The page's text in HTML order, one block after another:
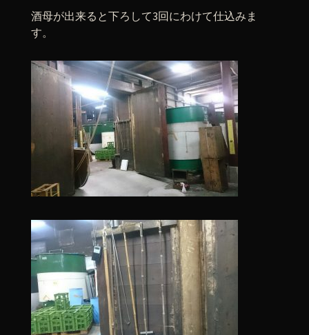
酒母が出来ると下ろして3回にわけて仕込みま
す。